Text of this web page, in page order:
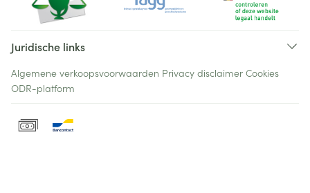
Juridische links
Algemene verkoopsvoorwaarden Privacy disclaimer Cookies
ODR-platform